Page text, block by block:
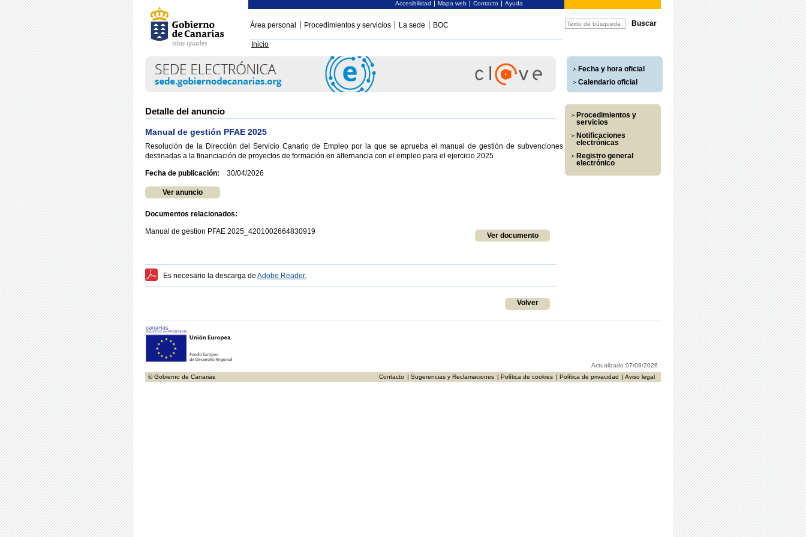
Accesibilidad Mapa web Contacto Ayuda
Área personal Procedimientos y servicios La sede BOC
Inicio
Fecha y hora oficial
Calendario oficial
Detalle del anuncio
Manual de gestión PFAE 2025
Resolución de la Dirección del Servicio Canario de Empleo por la que se aprueba el manual de gestión de subvenciones
destinadas a la financiación de proyectos de formación en alternancia con el empleo para el ejercicio 2025
Fecha de publicación: 30/04/2026
Ver anuncio
Documentos relacionados:
Manual de gestion PFAE 2025_4201002664830919 Ver documento
Es necesario la descarga de Adobe Reader.
Volver
Procedimientos y
servicios
Notificaciones
electrónicas
Registro general
electrónico
Actualizado 07/08/2026
© Gobierno de Canarias
| Aviso legal
| Política de privacidad
| Política de cookies
| Sugerencias y Reclamaciones
Contacto